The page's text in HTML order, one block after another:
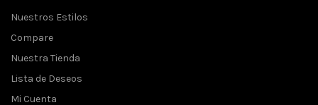
Nuestros Estilos
Compare
Nuestra Tienda
Lista de Deseos
Mi Cuenta